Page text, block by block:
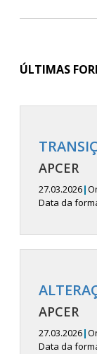
ÚLTIMAS
APCER
27.03.2026|
Data da
APCER
27.03.2026|
Data da